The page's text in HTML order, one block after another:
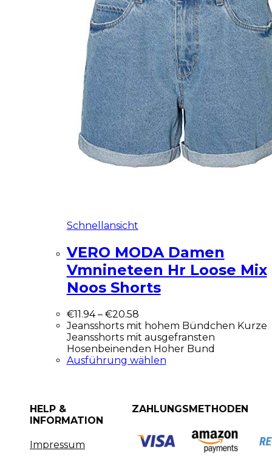
Schnellansicht
VERO MODA Damen
Vmnineteen Hr Loose Mix
Noos Shorts
€11.94– €20.58
Jeansshorts mit hohem Bündchen Kurze
Jeansshorts mit ausgefransten
Hosenbeinenden Hoher Bund
Ausführung wählen
HELP &
INFORMATION
Impressum
ZAHLUNGSMETHODEN